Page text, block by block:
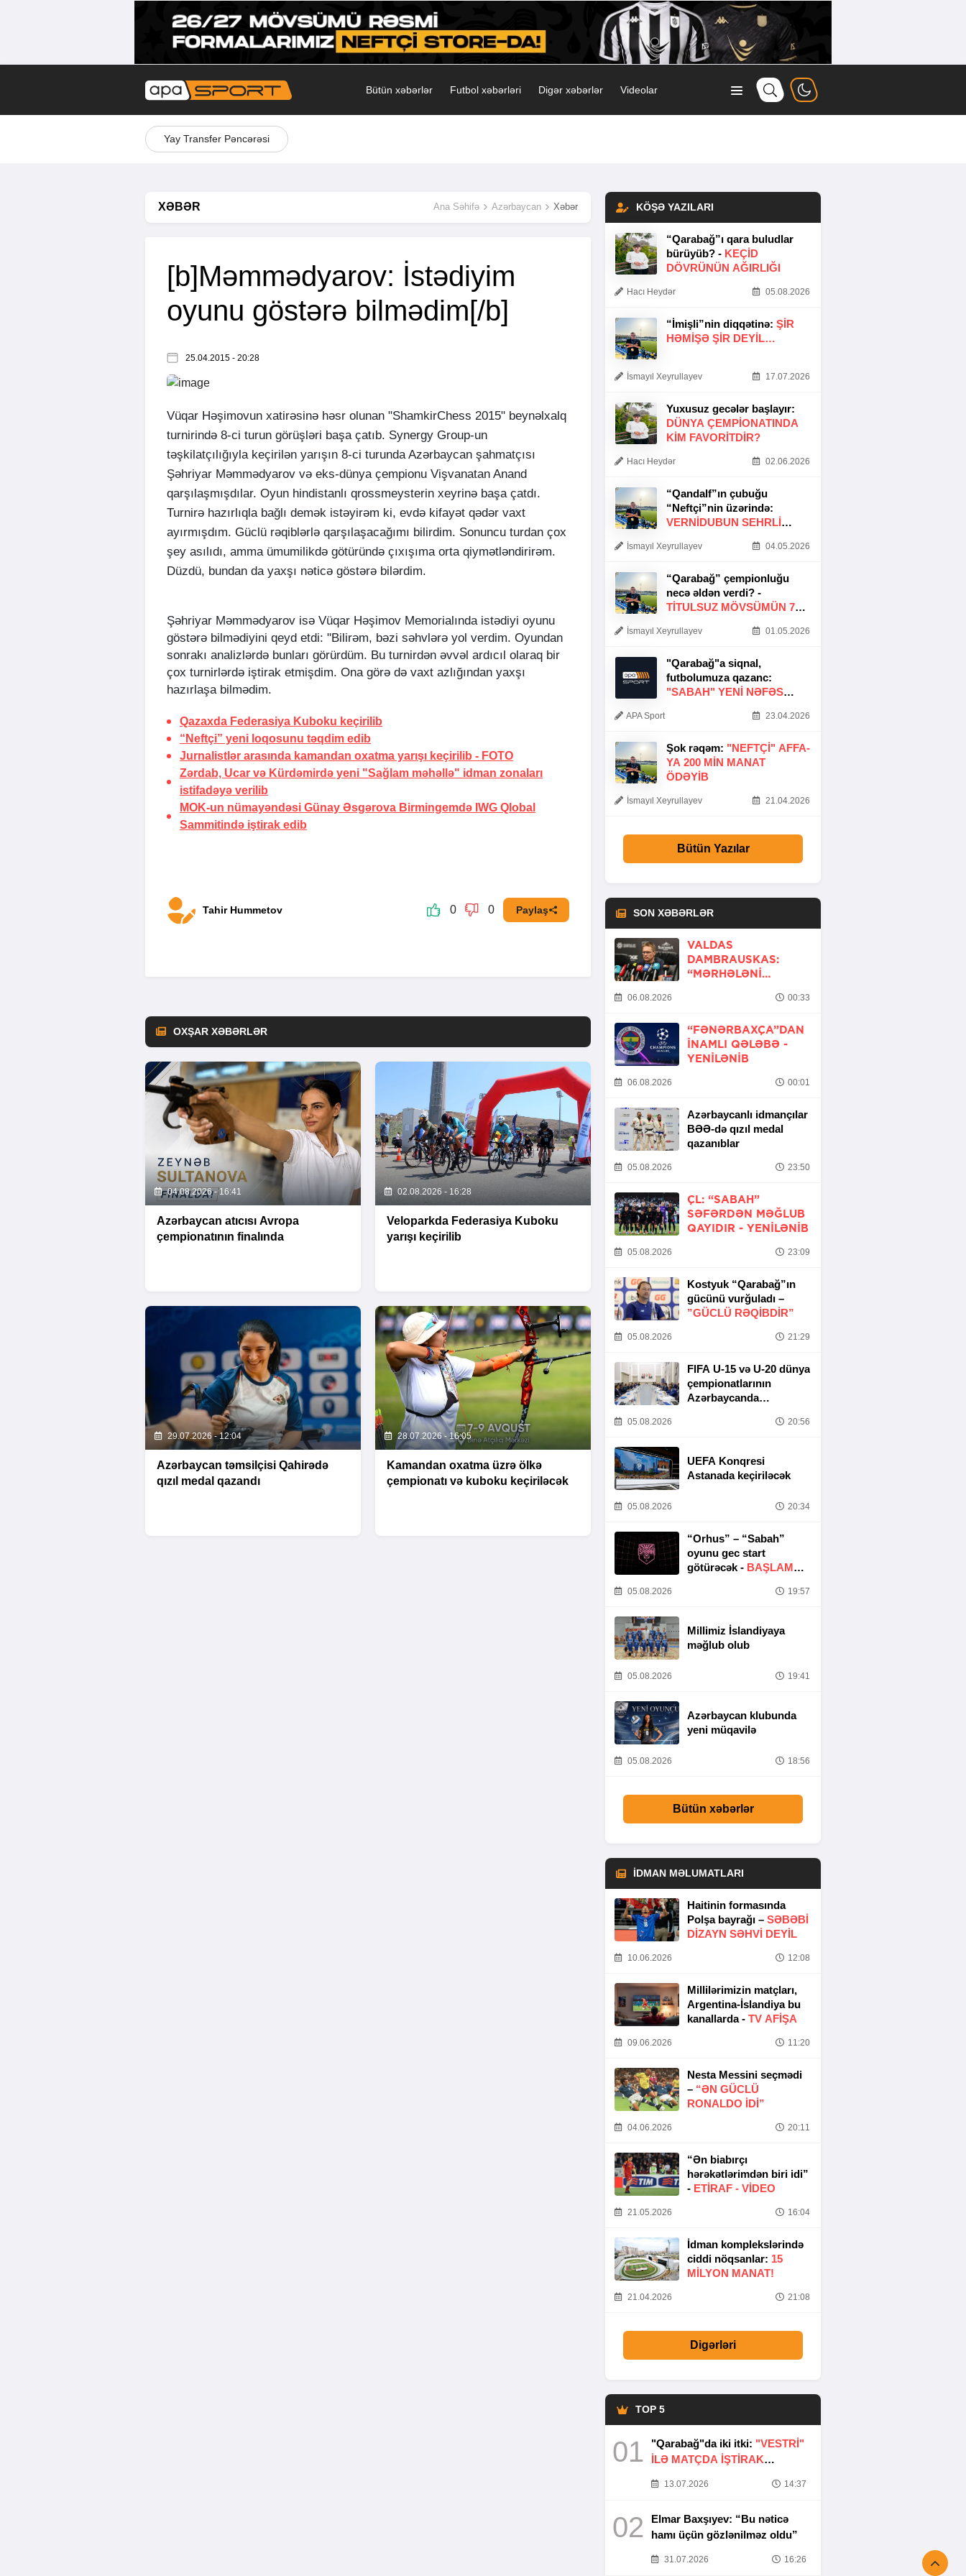
Bütün xəbərlər Futbol xəbərləri Digər xəbərlər Videolar
Yay Transfer Pəncərəsi
XƏBƏR Ana Səhifə Azərbaycan Xəbər
[b]Məmmədyarov: İstədiyim
oyunu göstərə bilmədim[/b]
25.04.2015 - 20:28
Vüqar Həşimovun xatirəsinə həsr olunan "ShamkirChess 2015" beynəlxalq
turnirində 8-ci turun görüşləri başa çatıb. Synergy Group-un
təşkilatçılığıyla keçirilən yarışın 8-ci turunda Azərbaycan şahmatçısı
Şəhriyar Məmmədyarov və eks-dünya çempionu Vişvanatan Anand
qarşılaşmışdılar. Oyun hindistanlı qrossmeysterin xeyrinə başa çatdı.
Turnirə hazırlıqla bağlı demək istəyirəm ki, evdə kifayət qədər vaxt
ayırmışdım. Güclü rəqiblərlə qarşılaşacağımı bilirdim. Sonuncu turdan çox
şey asılıdı, amma ümumilikdə götüründə çıxışıma orta qiymətləndirirəm.
Düzdü, bundan da yaxşı nəticə göstərə bilərdim.
Şəhriyar Məmmədyarov isə Vüqar Həşimov Memorialında istədiyi oyunu
göstərə bilmədiyini qeyd etdi: "Bilirəm, bəzi səhvlərə yol verdim. Oyundan
sonrakı analizlərdə bunları görürdüm. Bu turnirdən əvvəl ardıcıl olaraq bir
çox turnirlərdə iştirak etmişdim. Ona görə də vaxt azlığından yaxşı
hazırlaşa bilmədim.
Qazaxda Federasiya Kuboku keçirilib
“Neftçi” yeni loqosunu təqdim edib
Jurnalistlər arasında kamandan oxatma yarışı keçirilib - FOTO
Zərdab, Ucar və Kürdəmirdə yeni "Sağlam məhəllə" idman zonaları
istifadəyə verilib
MOK-un nümayəndəsi Günay Əsgərova Birmingemdə IWG Qlobal
Sammitində iştirak edib
Tahir Hummetov 0 0 Paylaş
OXŞAR XƏBƏRLƏR
04.08.2026 - 16:41
Azərbaycan atıcısı Avropa
çempionatının finalında
02.08.2026 - 16:28
Veloparkda Federasiya Kuboku
yarışı keçirilib
29.07.2026 - 12:04
Azərbaycan təmsilçisi Qahirədə
qızıl medal qazandı
28.07.2026 - 16:05
Kamandan oxatma üzrə ölkə
çempionatı və kuboku keçiriləcək
KÖŞƏ YAZILARI
“Qarabağ”ı qara buludlar
bürüyüb? - KEÇID
DÖVRÜNÜN AĞIRLIĞI
Hacı Heydər 05.08.2026
“İmişli”nin diqqətinə: ŞIR
HƏMIŞƏ ŞIR DEYIL…
İsmayıl Xeyrullayev 17.07.2026
Yuxusuz gecələr başlayır:
DÜNYA ÇEMPIONATINDA
KIM FAVORITDIR?
Hacı Heydər 02.06.2026
“Qandalf”ın çubuğu
“Neftçi”nin üzərində:
VERNİDUBUN SEHRLİ
İsmayıl Xeyrullayev 04.05.2026
“Qarabağ” çempionluğu
necə əldən verdi? -
TITULSUZ MÖVSÜMÜN 7
İsmayıl Xeyrullayev 01.05.2026
"Qarabağ"a siqnal,
futbolumuza qazanc:
"SABAH" YENI NƏFƏS
APA Sport 23.04.2026
Şok rəqəm: "NEFTÇI" AFFA-
YA 200 MIN MANAT
ÖDƏYIB
İsmayıl Xeyrullayev 21.04.2026
Bütün Yazılar
SON XƏBƏRLƏR
VALDAS
DAMBRAUSKAS:
“MƏRHƏLƏNI
06.08.2026 00:33
“FƏNƏRBAXÇA”DAN
INAMLI QƏLƏBƏ -
YENİLƏNİB
06.08.2026 00:01
Azərbaycanlı idmançılar
BƏƏ-də qızıl medal
qazanıblar
05.08.2026 23:50
ÇL: “SABAH”
SƏFƏRDƏN MƏĞLUB
QAYIDIR - YENİLƏNİB
05.08.2026 23:09
Kostyuk “Qarabağ”ın
gücünü vurğuladı –
”GÜCLÜ RƏQİBDİR”
05.08.2026 21:29
FIFA U-15 və U-20 dünya
çempionatlarının
Azərbaycanda
Təşkilat Komitəsinin
05.08.2026 20:56
UEFA Konqresi
Astanada keçiriləcək
05.08.2026 20:34
“Orhus” – “Sabah”
oyunu gec start
götürəcək - BAŞLAMA
05.08.2026 19:57
Millimiz İslandiyaya
məğlub olub
05.08.2026 19:41
Azərbaycan klubunda
yeni müqavilə
05.08.2026 18:56
Bütün xəbərlər
İDMAN MƏLUMATLARI
Haitinin formasında
Polşa bayrağı – SƏBƏBI
DIZAYN SƏHVI DEYIL
10.06.2026 12:08
Millilərimizin matçları,
Argentina-İslandiya bu
kanallarda - TV AFİŞA
09.06.2026 11:20
Nesta Messini seçmədi
– “ƏN GÜCLÜ
RONALDO IDI”
04.06.2026 20:11
“Ən biabırçı
hərəkətlərimdən biri idi”
- ETIRAF - VİDEO
21.05.2026 16:04
İdman komplekslərində
ciddi nöqsanlar: 15
MILYON MANAT!
21.04.2026 21:08
Digərləri
TOP 5
01 "Qarabağ"da iki itki: "VESTRİ"
İLƏ MATÇDA İŞTİRAK
13.07.2026 14:37
02
Elmar Baxşıyev: “Bu nəticə
hamı üçün gözlənilməz oldu”
31.07.2026 16:26